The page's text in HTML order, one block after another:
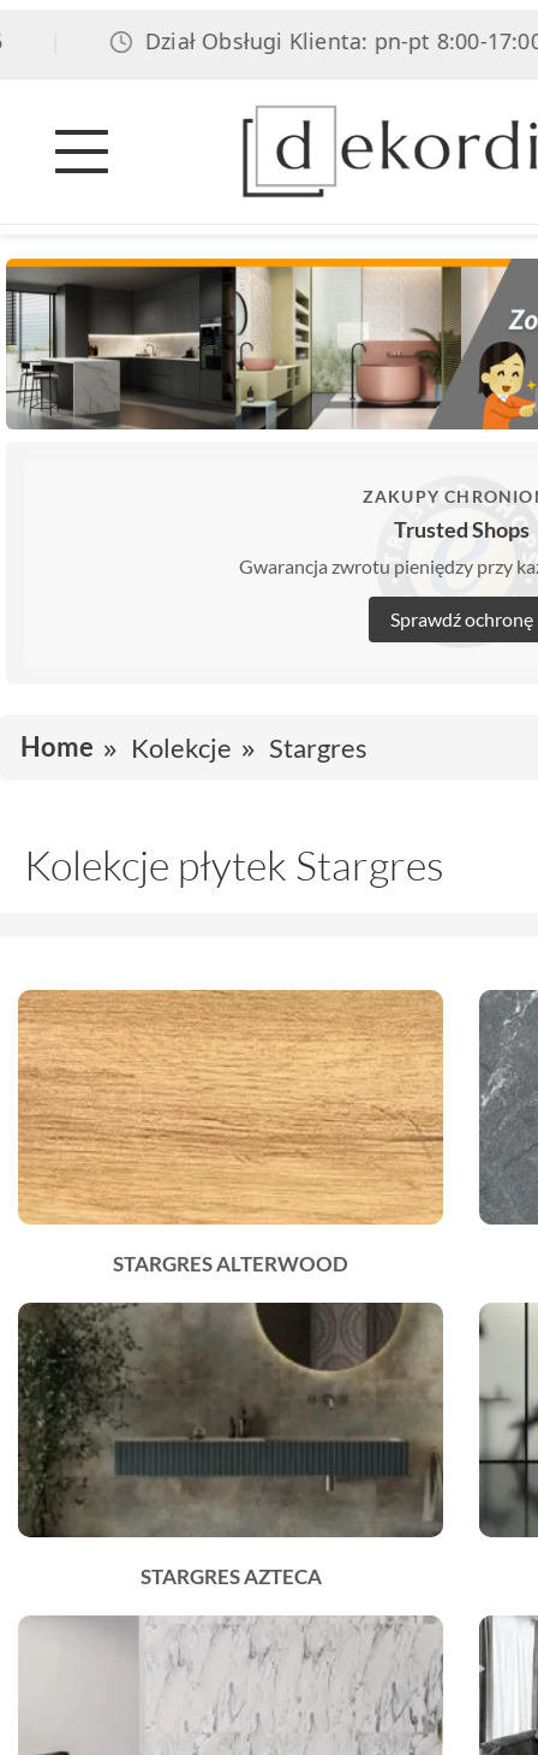
Dział Obsługi Klienta: pn-pt 8:00-17:00, sob
ZAKUPY
Trusted Shops
Gwarancja zwrotu pieniędzy przy
Sprawdź ochronę
Home Kolekcje Stargres
Kolekcje płytek Stargres
STARGRES ALTERWOOD
STARGRES AZTECA